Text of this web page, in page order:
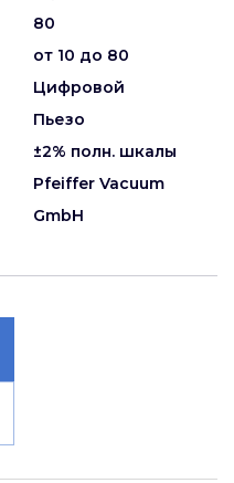
80
от 10 до 80
Цифровой
Пьезо
±2% полн. шкалы
Pfeiffer Vacuum
GmbH